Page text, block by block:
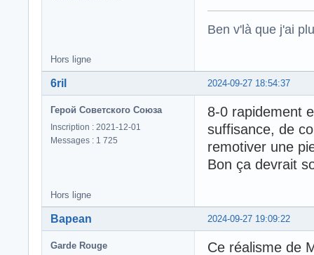
Ben v'là que j'ai
Hors ligne
2024-09-27 18:54:37
6ril
Герой Советского Союза
Inscription : 2021-12-01
Messages : 1 725
8-0 rapidement
suffisance, de
remotiver une
Bon ça devrait
Hors ligne
2024-09-27 19:09:22
Bapean
Garde Rouge Ce réalisme de